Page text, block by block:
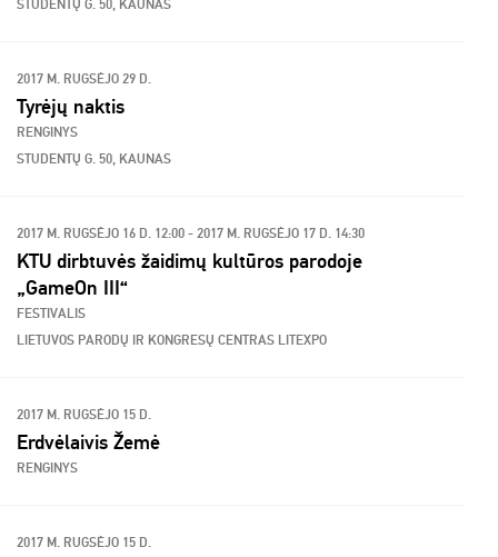
STUDENTŲ G. 50, KAUNAS
2017 M. RUGSĖJO 29 D.
Tyrėjų naktis
RENGINYS
STUDENTŲ G. 50, KAUNAS
2017 M. RUGSĖJO 16 D. 12:00 - 2017 M. RUGSĖJO 17 D. 14:30
KTU dirbtuvės žaidimų kultūros parodoje
„GameOn III“
FESTIVALIS
LIETUVOS PARODŲ IR KONGRESŲ CENTRAS LITEXPO
2017 M. RUGSĖJO 15 D.
Erdvėlaivis Žemė
RENGINYS
2017 M. RUGSĖJO 15 D.